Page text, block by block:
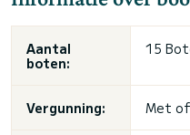
Aantal
boten:
15
Vergunning: Met of